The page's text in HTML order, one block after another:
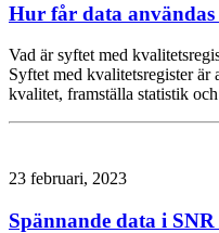
Hur får data
Vad är syftet med
Syftet med kvalitetsregister är
kvalitet, framställa statistik
23 februari, 2023
Spännande data i